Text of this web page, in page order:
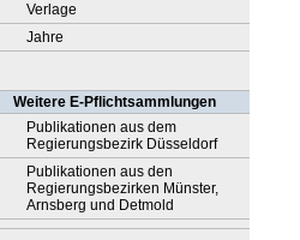
Verlage
Jahre
Weitere E-Pflichtsammlungen
Publikationen aus dem
Regierungsbezirk Düsseldorf
Publikationen aus den
Regierungsbezirken Münster,
Arnsberg und Detmold